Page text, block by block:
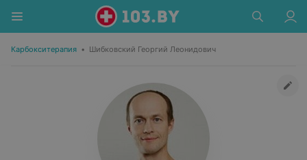
Карбокситерапия • Шибковский Георгий Леонидович